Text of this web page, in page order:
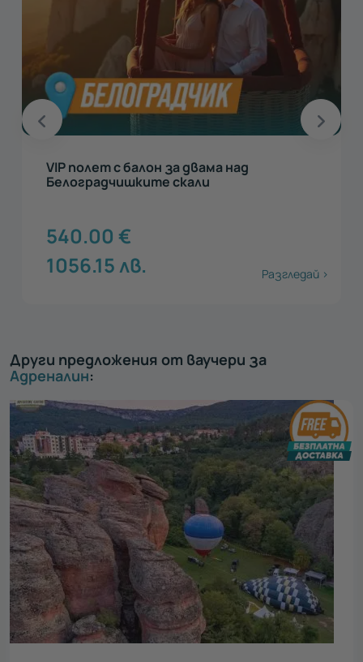
VIP полет с балон за двама над
Белоградчишките скали
540.00 €
1056.15лв. Разгледай >
Други предложения от ваучери за
Адреналин: